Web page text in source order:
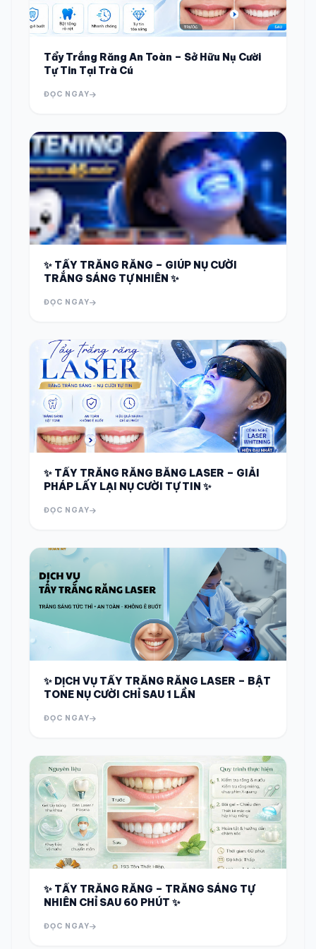
Tẩy Trắng Răng An Toàn – Sở Hữu Nụ Cười
Tự Tin Tại Trà Cú
ĐỌC NGAY
✨ TẨY TRẮNG RĂNG – GIÚP NỤ CƯỜI
TRẮNG SÁNG TỰ NHIÊN ✨
ĐỌC NGAY
✨ TẨY TRẮNG RĂNG BẰNG LASER – GIẢI
PHÁP LẤY LẠI NỤ CƯỜI TỰ TIN ✨
ĐỌC NGAY
✨ DỊCH VỤ TẨY TRẮNG RĂNG LASER – BẬT
TONE NỤ CƯỜI CHỈ SAU 1 LẦN
ĐỌC NGAY
✨ TẨY TRẮNG RĂNG – TRẮNG SÁNG TỰ
NHIÊN CHỈ SAU 60 PHÚT ✨
ĐỌC NGAY